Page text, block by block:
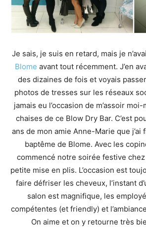
Je sais, je suis en retard, mais je
Blome avant tout récemment. J’en
des dizaines de fois et voyais
photos de tresses sur les réseaux
jamais eu l’occasion de m’assoir
chaises de ce Blow Dry Bar. C’est
ans de mon amie Anne-Marie que j’ai
baptême de Blome. Avec les
commencé notre soirée festive
petite mise en plis. L’occasion est
faire défriser les cheveux, l’instant
salon est magnifique, les
compétentes (et friendly) et
On aime et on y retourne très